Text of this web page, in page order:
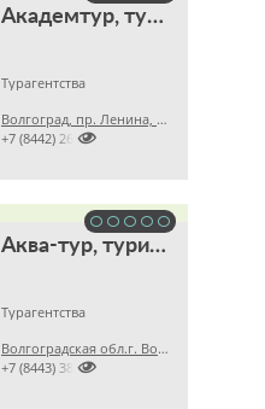
Академтур, туристическая фирма
Турагентства
Волгоград, пр. Ленина, д. 25

+7 (8442) 265046
Аква-тур, туристическая фирма
Турагентства
Волгоградская обл.г. Волжский, ул. Карбышева, д. 76, оф. 412

+7 (8443) 388265